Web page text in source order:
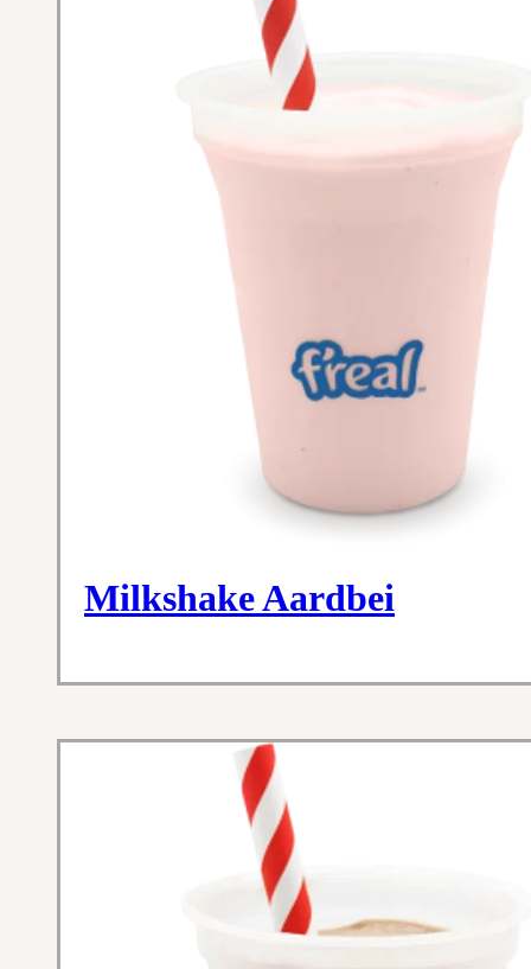
Milkshake Aardbei